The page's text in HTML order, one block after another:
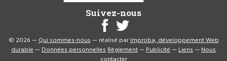
Suivez-nous
© 2026 —Qui sommes-nous— réalisé parImproba, développement Web
durable—Données personnellesRèglement—Publicité—Liens—Nous